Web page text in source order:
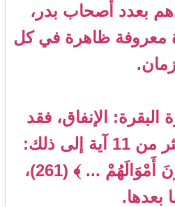
بعدد أصحاب بدر،
معروفة ظاهرة في كل
البقرة: الإنفاق، فقد
دعاني الله في أكثر من 11 آية إلى ذلك:
﴿مَثَلُ الَّذِينَ يُنْفِقُونَ أَمْوَالَهُمْ ... ﴾ (261)،
بعدها.